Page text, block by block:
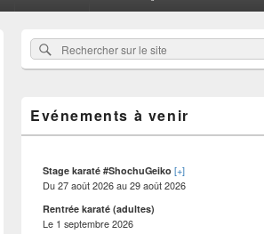
Zone
principale
de
barre
Rechercher :
Rechercher
sur
site
Evénements à venir
Stage karaté #ShochuGeiko [+]
Du27 août 2026au29 août 2026
Rentrée karaté (adultes)
Le 1 septembre 2026